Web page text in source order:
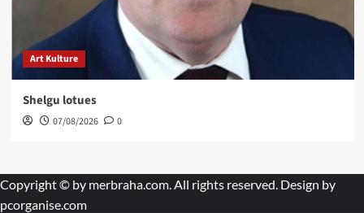
Art Kulture
Shelgu lotues
07/08/2026 0
Copyright © by merbraha.com . All rights reserved. Design by
pcorganise.com